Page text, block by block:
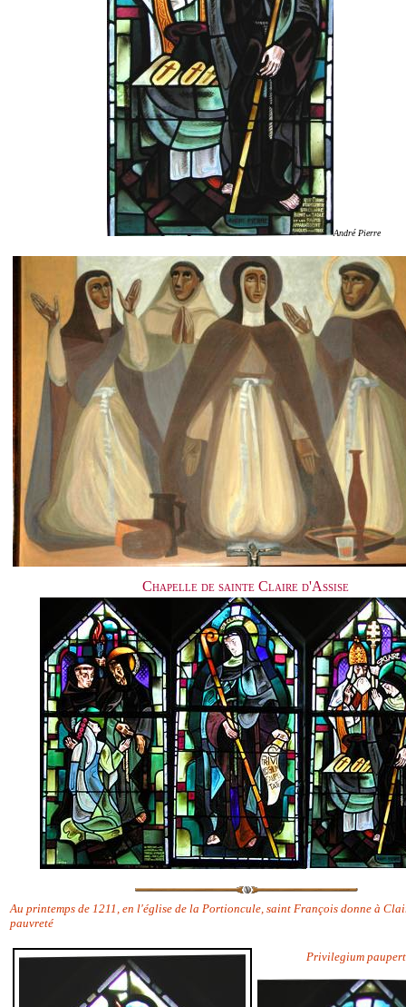
André Pierre
Chapelle de sainte Claire d'Assise
Au printemps de 1211, en l'église de la Portioncule, saint François donne à
pauvreté
Privilegium